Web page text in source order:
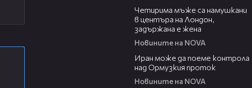
Четирима мъже са намушкани
в центъра на Лондон,
задържана е жена
Новините на NOVA
Иран може да поеме контрола
над Ормузкия проток
Новините на NOVA